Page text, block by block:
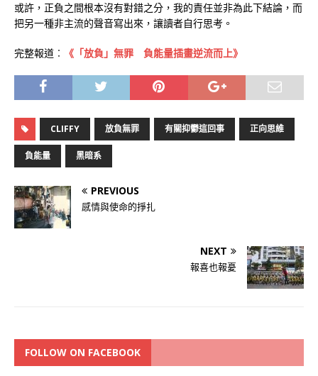
或許，正負之間根本沒有對錯之分，我的責任並非為此下結論，而
把另一種非主流的聲音寫出來，讓讀者自行思考。
完整報道︰ 《「放負」無罪 負能量插畫逆流而上》
CLIFFY 放負無罪 有關抑鬱這回事 正向思維
負能量 黑暗系
PREVIOUS
感情與使命的掙扎
NEXT
報喜也報憂
FOLLOW ON FACEBOOK